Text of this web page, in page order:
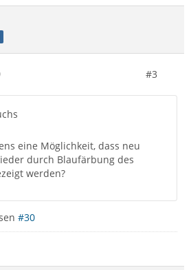
#3
eine Möglichkeit, dass neu
durch Blaufärbung des
werden?
#30